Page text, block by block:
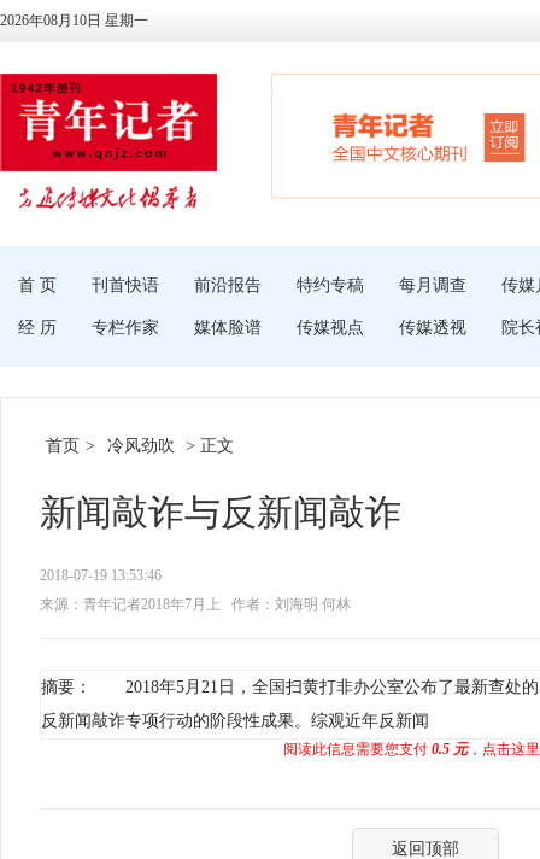
2026年08月10日 星期一
首 页 刊首快语 前沿报告 特约专稿 每月调查 传媒
经 历 专栏作家 媒体脸谱 传媒视点 传媒透视 院长
首页 > 冷风劲吹 > 正文
新闻敲诈与反新闻敲诈
2018-07-19 13:53:46
来源：青年记者2018年7月上
作者：刘海明 何林
摘要： 2018年5月21日，全国扫黄打非办公室公布了最新查处的
反新闻敲诈专项行动的阶段性成果。综观近年反新闻
阅读此信息需要您支付 0.5 元，点击这
返回顶部